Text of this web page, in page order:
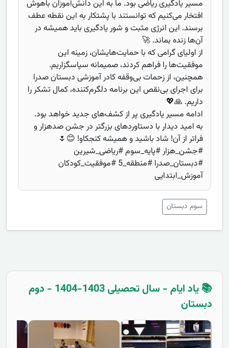
مسیر یادگیری ریاضی بود. ما به این دانش‌آموزان باهوش
افتخار می‌کنیم که توانستند با پشتکار به این نقطه عطف
برسند. این انرژی مثبت و شور یادگیری باید همیشه در
آن‌ها زنده بماند. 🚀
از اولیای گرامی که با حمایت‌هایشان، زمینه این
موفقیت‌ها را فراهم کردند، صمیمانه سپاسگزاریم.
همچنین، از زحمات بی‌وقفه کادر آموزشی دبستان صدرا
برای اجرای بی‌نقص این برنامه دلگرم‌کننده، کمال تشکر را
داریم. 🙏💖
ادامه مسیر یادگیری پر از کشف‌های جدید خواهد بود.
به امید دیدار با دستاوردهای بزرگتر در جشن صدهزار و
فراتر از آن! شاد باشید و همیشه کنجکاو! 😊🌷
#جشن_هزار #پایه_سوم #ریاضی_شیرین
#دبستان_صدرا #منطقه_5 #موفقیت_کودکان
آموزش_ابتدایی
سوم دبستان
📚 یاد ایام - سال تحصیلی 1403-1404 - دوم
دبستان